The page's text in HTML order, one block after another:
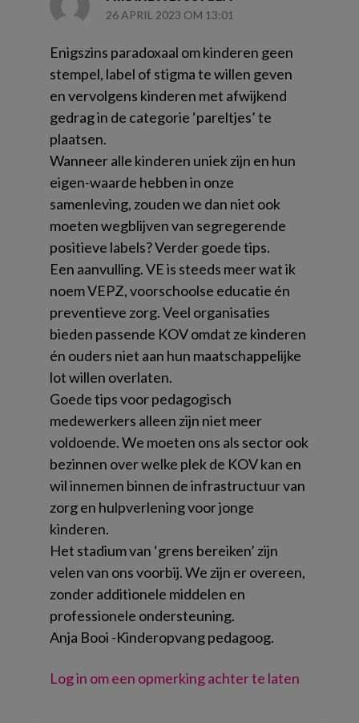
26 APRIL 2023 OM 13:01
Enigszins paradoxaal om kinderen geen
stempel, label of stigma te willen geven
en vervolgens kinderen met afwijkend
gedrag in de categorie ‘pareltjes’ te
plaatsen.
Wanneer alle kinderen uniek zijn en hun
eigen-waarde hebben in onze
samenleving, zouden we dan niet ook
moeten wegblijven van segregerende
positieve labels? Verder goede tips.
Een aanvulling. VE is steeds meer wat ik
noem VEPZ, voorschoolse educatie én
preventieve zorg. Veel organisaties
bieden passende KOV omdat ze kinderen
én ouders niet aan hun maatschappelijke
lot willen overlaten.
Goede tips voor pedagogisch
medewerkers alleen zijn niet meer
voldoende. We moeten ons als sector ook
bezinnen over welke plek de KOV kan en
wil innemen binnen de infrastructuur van
zorg en hulpverlening voor jonge
kinderen.
Het stadium van ‘grens bereiken’ zijn
velen van ons voorbij. We zijn er overeen,
zonder additionele middelen en
professionele ondersteuning.
Anja Booi -Kinderopvang pedagoog.
Log in om een opmerking achter te laten